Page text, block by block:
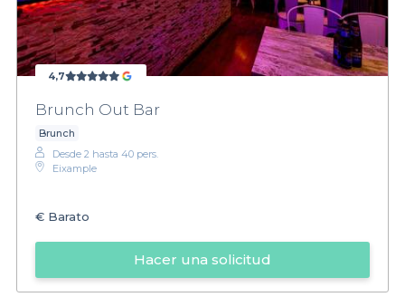
4,7
Brunch Out Bar
Brunch
Desde 2 hasta 40 pers.
Eixample
€ Barato
Hacer una solicitud